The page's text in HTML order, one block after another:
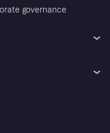
governance